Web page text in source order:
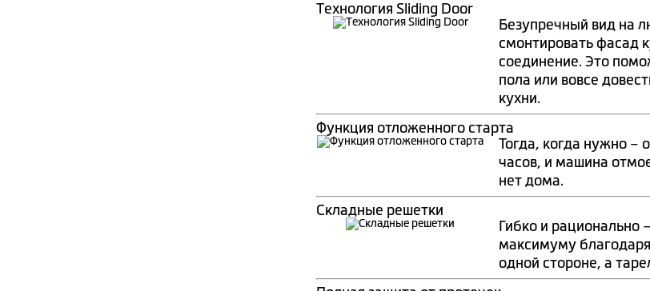
Технология Sliding Door
Безупречный вид на
смонтировать фасад
соединение. Это
пола или вовсе
кухни.
Функция отложенного старта
Тогда, когда нужно –
часов, и машина
нет дома.
Складные решетки
Гибко и рационально
максимуму
одной стороне, а